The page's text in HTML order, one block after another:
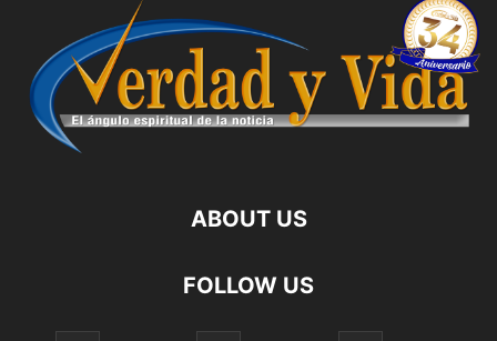
ABOUT US
FOLLOW US